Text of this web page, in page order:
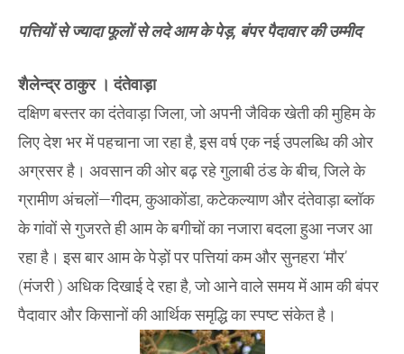
पत्तियों से ज्यादा फूलों से लदे आम के पेड़, बंपर पैदावार की उम्मीद
​शैलेन्द्र ठाकुर । दंतेवाड़ा
दक्षिण बस्तर का दंतेवाड़ा जिला, जो अपनी जैविक खेती की मुहिम के
लिए देश भर में पहचाना जा रहा है, इस वर्ष एक नई उपलब्धि की ओर
अग्रसर है। अवसान की ओर बढ़ रहे गुलाबी ठंड के बीच, जिले के
ग्रामीण अंचलों—गीदम, कुआकोंडा, कटेकल्याण और दंतेवाड़ा ब्लॉक
के गांवों से गुजरते ही आम के बगीचों का नजारा बदला हुआ नजर आ
रहा है। इस बार आम के पेड़ों पर पत्तियां कम और सुनहरा ‘मौर’
(मंजरी ) अधिक दिखाई दे रहा है, जो आने वाले समय में आम की बंपर
पैदावार और किसानों की आर्थिक समृद्धि का स्पष्ट संकेत है।